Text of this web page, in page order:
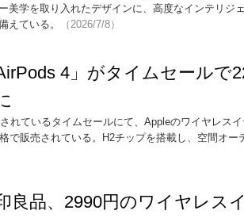
美学を取り入れたデザインに、高度なインテリジ
えている。
（2026/7/8）
AirPods 4」がタイムセールで
れているタイムセールにて、Appleのワイヤレス
で販売されている。H2チップを搭載し、空間オ
良品、2990円のワイヤレス